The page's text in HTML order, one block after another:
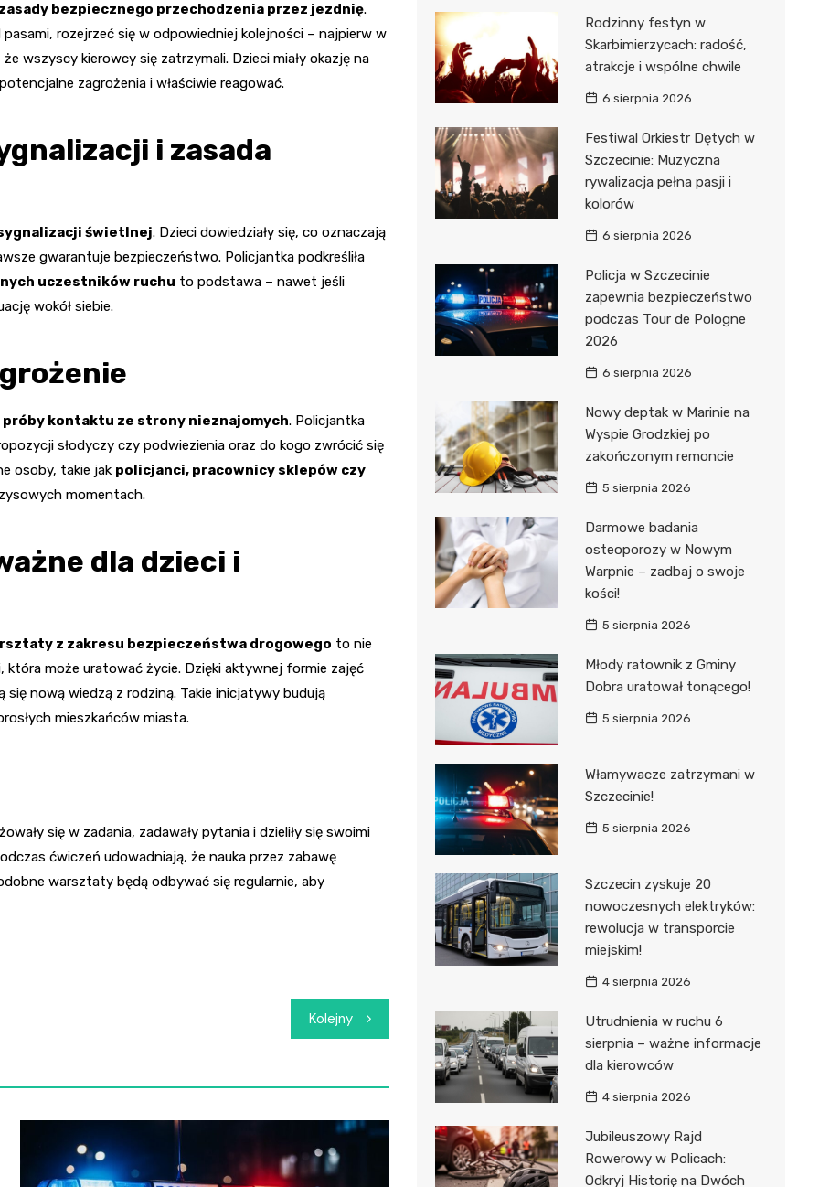
bezpiecznego przechodzenia przez jezdnię.
rozejrzeć się w odpowiedniej kolejności – najpierw w
wszyscy kierowcy się zatrzymali. Dzieci miały okazję na
zagrożenia i właściwie reagować.
i zasada
świetlnej. Dzieci dowiedziały się, co oznaczają
gwarantuje bezpieczeństwo. Policjantka podkreśliła
uczestników ruchu to podstawa – nawet jeśli
wokół siebie.
próby kontaktu ze strony nieznajomych. Policjantka
słodyczy czy podwiezienia oraz do kogo zwrócić się
osoby, takie jak policjanci, pracownicy sklepów czy
momentach.
dla dzieci i
z zakresu bezpieczeństwa drogowego to nie
może uratować życie. Dzięki aktywnej formie zajęć
nową wiedzą z rodziną. Takie inicjatywy budują
mieszkańców miasta.
się w zadania, zadawały pytania i dzieliły się swoimi
ćwiczeń udowadniają, że nauka przez zabawę
warsztaty będą odbywać się regularnie, aby
Kolejny
Rodzinny festyn w
Skarbimierzycach: radość,
atrakcje i wspólne chwile
6 sierpnia 2026
Festiwal Orkiestr Dętych w
Szczecinie: Muzyczna
rywalizacja pełna pasji i
kolorów
6 sierpnia 2026
Policja w Szczecinie
zapewnia bezpieczeństwo
podczas Tour de Pologne
2026
6 sierpnia 2026
Nowy deptak w Marinie na
Wyspie Grodzkiej po
zakończonym remoncie
5 sierpnia 2026
Darmowe badania
osteoporozy w Nowym
Warpnie – zadbaj o swoje
kości!
5 sierpnia 2026
Młody ratownik z Gminy
Dobra uratował tonącego!
5 sierpnia 2026
Włamywacze zatrzymani w
Szczecinie!
5 sierpnia 2026
Szczecin zyskuje 20
nowoczesnych elektryków:
rewolucja w transporcie
miejskim!
4 sierpnia 2026
Utrudnienia w ruchu 6
sierpnia – ważne informacje
dla kierowców
4 sierpnia 2026
Jubileuszowy Rajd
Rowerowy w Policach:
Odkryj Historię na Dwóch